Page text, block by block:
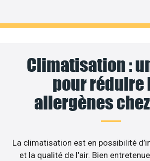
Climatisation :
pour réduire
allergènes
La climatisation est en possibilité
et la qualité de l’air. Bien